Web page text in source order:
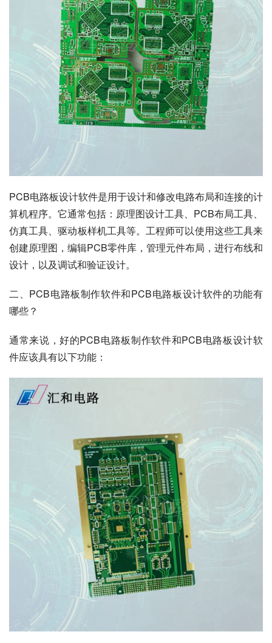
PCB电路板设计软件是用于设计和修改电路布局和连接的计
算机程序。它通常包括：原理图设计工具、PCB布局工具、
仿真工具、驱动板样机工具等。工程师可以使用这些工具来
创建原理图，编辑PCB零件库，管理元件布局，进行布线和
设计，以及调试和验证设计。
二、PCB电路板制作软件和PCB电路板设计软件的功能有
哪些？
通常来说，好的PCB电路板制作软件和PCB电路板设计软
件应该具有以下功能：